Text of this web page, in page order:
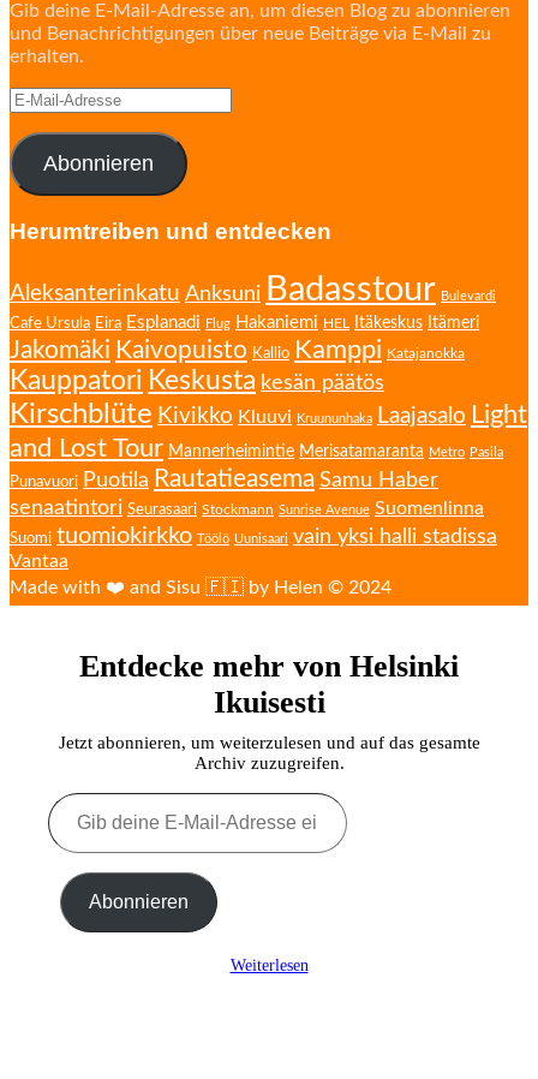
Gib deine E-Mail-Adresse an, um diesen Blog zu abonnieren
und Benachrichtigungen über neue Beiträge via E-Mail zu
erhalten.
E-
Adresse
Abonnieren
Herumtreiben und entdecken
Aleksanterinkatu Anksuni Badasstour Bulevardi
Cafe Ursula Eira Esplanadi Flug Hakaniemi HEL Itäkeskus Itämeri
Jakomäki Kaivopuisto Kallio Kamppi Katajanokka
Kauppatori Keskusta kesän päätös
Kirschblüte Kivikko Kluuvi Kruununhaka Laajasalo Light
and Lost Tour Mannerheimintie Merisatamaranta Metro Pasila
Punavuori Puotila Rautatieasema Samu Haber
senaatintori Seurasaari Stockmann Sunrise Avenue Suomenlinna
Suomi tuomiokirkko Töölö Uunisaari vain yksi halli stadissa
Vantaa
Made with ❤️ and Sisu 🇫🇮 by Helen © 2024
Entdecke mehr von Helsinki
Ikuisesti
Jetzt abonnieren, um weiterzulesen und auf das gesamte
Archiv zuzugreifen.
Gib
deine
E-
Adresse
ein ... Abonnieren
Weiterlesen